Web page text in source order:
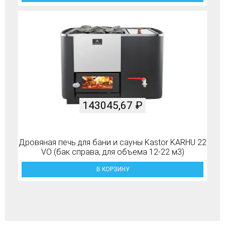
Дровяная печь для бани и сауны Kastor KARHU 22
VO (бак справа, для объема 12-22 м3)
143045,67 ₽
В КОРЗИНУ